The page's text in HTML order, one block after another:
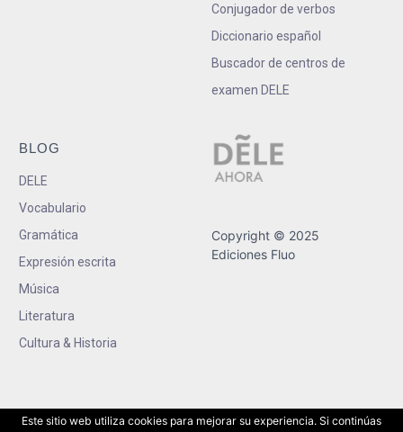
Conjugador de verbos
Diccionario español
Buscador de centros de
examen DELE
BLOG
DELE
Vocabulario
Gramática
Expresión escrita
Música
Literatura
Cultura & Historia
Copyright © 2025
Ediciones Fluo
Este sitio web utiliza cookies para mejorar su experiencia. Si continúas